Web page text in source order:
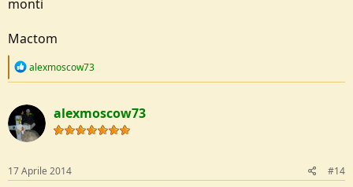
monti
Mactom
R
c
t
i
o
s
:
alexmoscow73
alexmoscow73
17 Aprile 2014 #14